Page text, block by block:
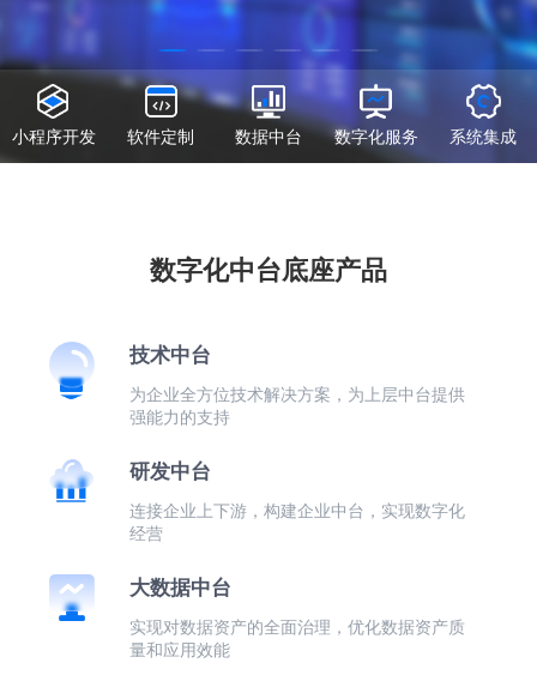
小程序开发 软件定制 数据中台 数字化服务 系统集成
数字化中台底座产品
技术中台
为企业全方位技术解决方案，为上层中台提供
强能力的支持
研发中台
连接企业上下游，构建企业中台，实现数字化
经营
大数据中台
实现对数据资产的全面治理，优化数据资产质
量和应用效能